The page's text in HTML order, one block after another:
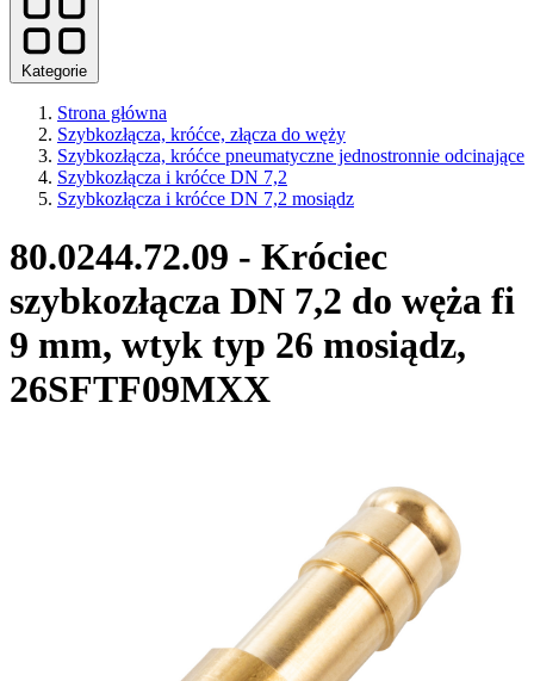
Kategorie
Strona główna
Szybkozłącza, króćce, złącza do węży
Szybkozłącza, króćce pneumatyczne jednostronnie odcinające
Szybkozłącza i króćce DN 7,2
Szybkozłącza i króćce DN 7,2 mosiądz
80.0244.72.09 - Króciec
szybkozłącza DN 7,2 do węża fi
9 mm, wtyk typ 26 mosiądz,
26SFTF09MXX